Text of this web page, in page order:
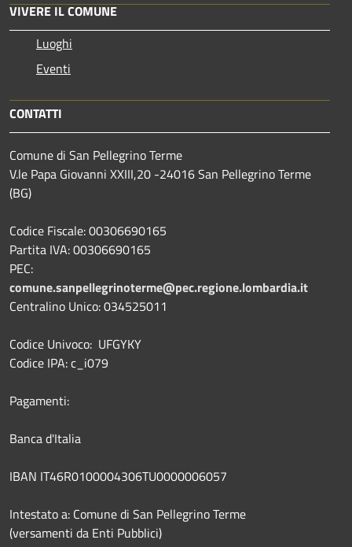
VIVERE IL COMUNE
Luoghi
Eventi
CONTATTI
Comune di San Pellegrino Terme
V.le Papa Giovanni XXIII,20 -24016 San Pellegrino Terme
(BG)
Codice Fiscale: 00306690165
Partita IVA: 00306690165
PEC:
comune.sanpellegrinoterme@pec.regione.lombardia.it
Centralino Unico: 034525011
Codice Univoco: UFGYKY
Codice IPA: c_i079
Pagamenti:
Banca d'Italia
IBAN IT46R0100004306TU0000006057
Intestato a: Comune di San Pellegrino Terme
(versamenti da Enti Pubblici)